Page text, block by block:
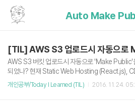
Auto Make
[TIL] AWS S3 업로드시 자동으로
AWS S3 버킷 업로드시 자동으로 'Make Public'
되었나? 현재 Static Web Hosting (React.js),
사용하고 있다. 아직은 따로 S3 배포 툴을 사용하
접속해 수동으로 업로드를 해주고 있다. S3 버킷
개인공부/Today I Learned (TIL) 2016. 11. 24.